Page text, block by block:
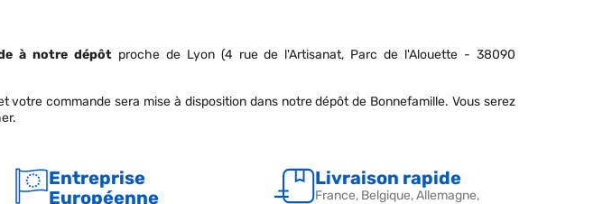
à notre dépôtproche de Lyon (4 rue de l'Artisanat, Parc de l'Alouette - 38090
votre commande sera mise à disposition dans notre dépôt de Bonnefamille. Vous serez
Entreprise
Européenne
Livraison rapide
France, Belgique, Allemagne,